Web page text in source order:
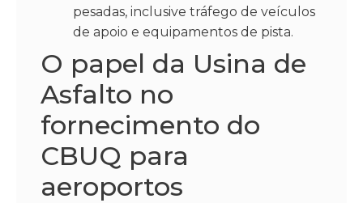
pesadas, inclusive tráfego de veículos
de apoio e equipamentos de pista.
O papel da Usina de
Asfalto no
fornecimento do
CBUQ para
aeroportos